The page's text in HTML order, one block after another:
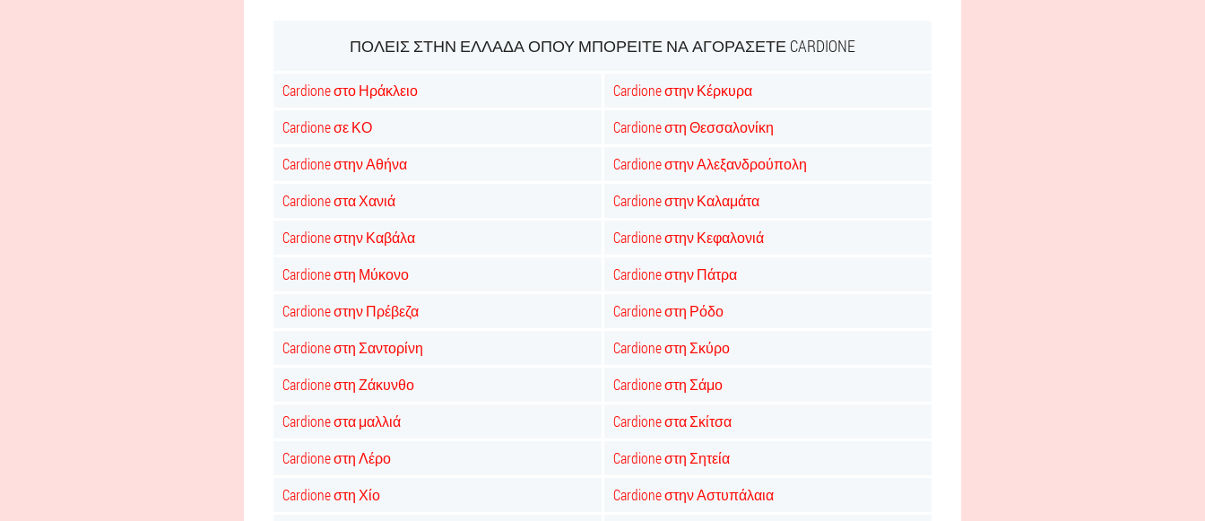
ΠΌΛΕΙΣ ΣΤΗΝ ΕΛΛΆΔΑ ΌΠΟΥ ΜΠΟΡΕΊΤΕ ΝΑ ΑΓΟΡΆΣΕΤΕ CARDIONE
Cardione στο Ηράκλειο
Cardione στην Κέρκυρα
Cardione σε ΚΟ
Cardione στη Θεσσαλονίκη
Cardione στην Αθήνα
Cardione στην Αλεξανδρούπολη
Cardione στα Χανιά
Cardione στην Καλαμάτα
Cardione στην Καβάλα
Cardione στην Κεφαλονιά
Cardione στη Μύκονο
Cardione στην Πάτρα
Cardione στην Πρέβεζα
Cardione στη Ρόδο
Cardione στη Σαντορίνη
Cardione στη Σκύρο
Cardione στη Ζάκυνθο
Cardione στη Σάμο
Cardione στα μαλλιά
Cardione στα Σκίτσα
Cardione στη Λέρο
Cardione στη Σητεία
Cardione στη Χίο
Cardione στην Αστυπάλαια